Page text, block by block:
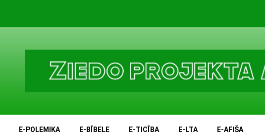
E-POLEMIKA E-BĪBELE E-TICĪBA E-LTA E-AFIŠA